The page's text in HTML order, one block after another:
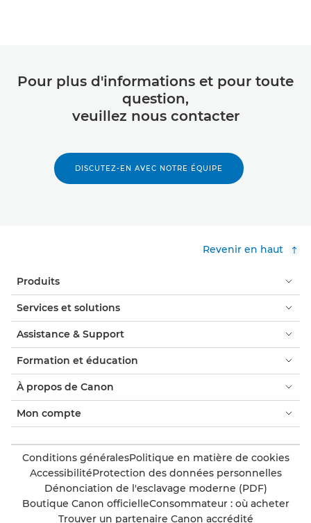
Pour plus d'informations et pour toute
question,
veuillez nous contacter
DISCUTEZ-EN AVEC NOTRE ÉQUIPE
Revenir en haut
Produits
Services et solutions
Assistance & Support
Formation et éducation
À propos de Canon
Mon compte
Conditions généralesPolitique en matière de cookies
AccessibilitéProtection des données personnelles
Dénonciation de l'esclavage moderne (PDF)
Boutique Canon officielleConsommateur : où acheter
Trouver un partenaire Canon accrédité